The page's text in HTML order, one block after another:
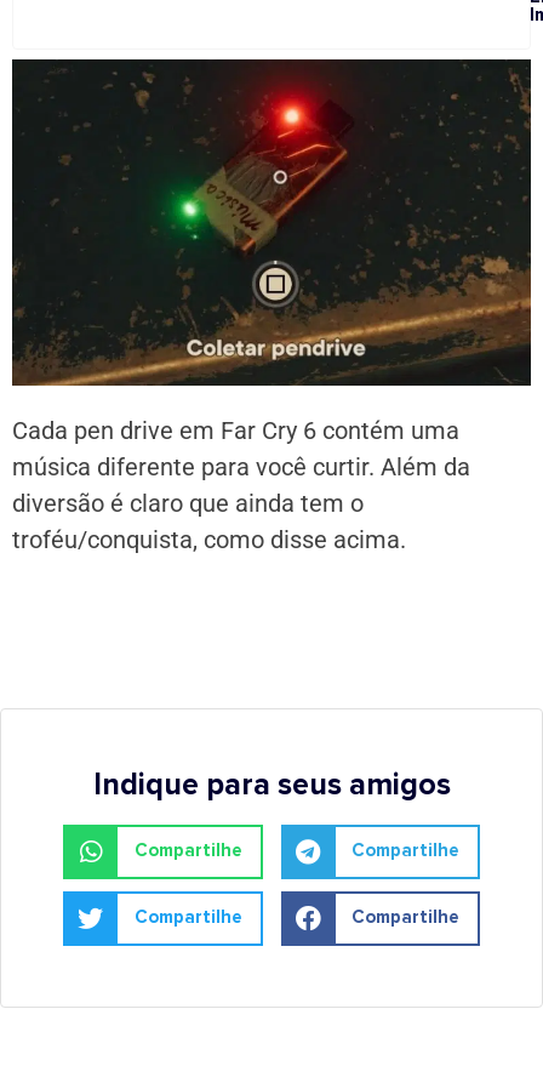
Cada pen drive em Far Cry 6 contém uma
música diferente para você curtir. Além da
diversão é claro que ainda tem o
troféu/conquista, como disse acima.
Indique para seus amigos
Compartilhe Compartilhe
Compartilhe Compartilhe